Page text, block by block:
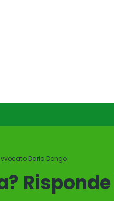
Dario Dongo